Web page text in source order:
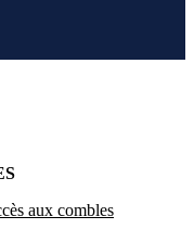
aux combles